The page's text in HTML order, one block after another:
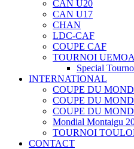
CAN U20
CAN U17
CHAN
LDC-CAF
COUPE CAF
TOURNOI UEMOA
Special
INTERNATIONAL
COUPE DU
COUPE DU
COUPE DU
Mondial Montaigu
TOURNOI
CONTACT